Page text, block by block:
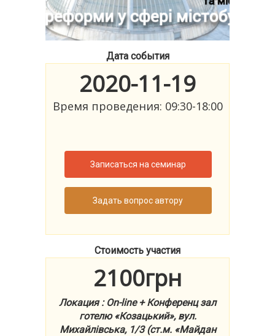
Дата события
2020-11-19
Время проведения: 09:30-18:00
Записаться на семинар
Задать вопрос автору
Стоимость участия
2100грн
Локация : On-line + Конференц зал
готелю «Козацький», вул.
Михайлівська, 1/3 (ст.м. «Майдан